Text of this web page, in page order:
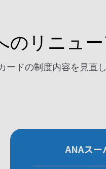
のリニュ
ドの制度内容を見直